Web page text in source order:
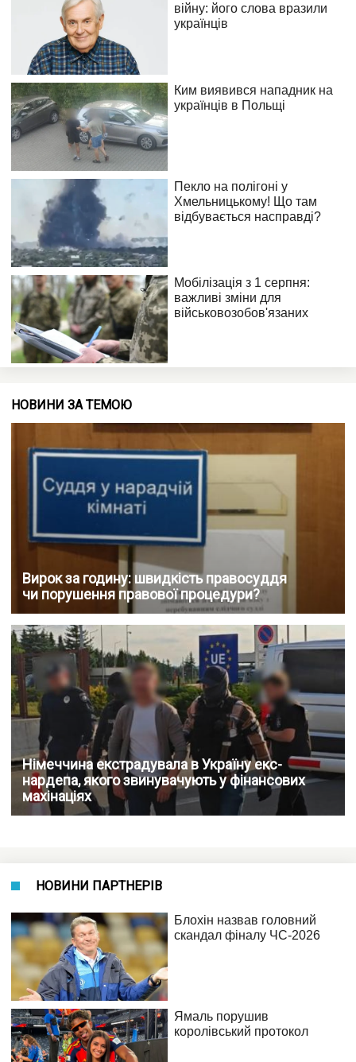
НОВИНИ ЗА ТЕМОЮ
Вирок за годину: швидкість правосуддя
чи порушення правової процедури?
Німеччина екстрадувала в Україну екс-
нардепа, якого звинувачують у фінансових
махінаціях
НОВИНИ ПАРТНЕРІВ